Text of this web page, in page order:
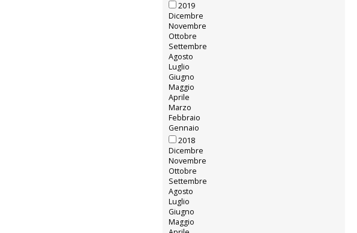
2019
Dicembre
Novembre
Ottobre
Settembre
Agosto
Luglio
Giugno
Maggio
Aprile
Marzo
Febbraio
Gennaio
2018
Dicembre
Novembre
Ottobre
Settembre
Agosto
Luglio
Giugno
Maggio